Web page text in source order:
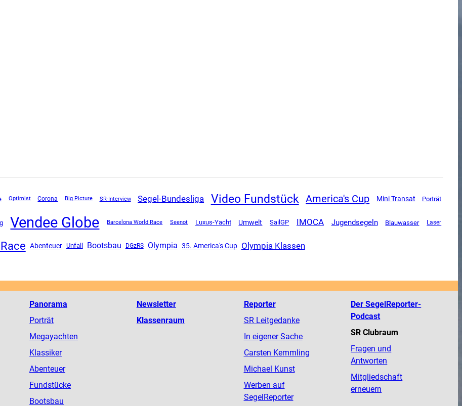
Optimist Corona Big Picture SR-Interview Segel-Bundesliga Video Fundstück America's Cup Mini Transat Porträt
Vendee Globe Barcelona World Race Seenot Luxus-Yacht Umwelt SailGP IMOCA Jugendsegeln Blauwasser Laser
Abenteuer Unfall Bootsbau DGzRS Olympia 35. America's Cup Olympia Klassen
Panorama
Porträt
Megayachten
Klassiker
Abenteuer
Fundstücke
Bootsbau
Newsletter
Klassenraum
Reporter
SR Leitgedanke
In eigener Sache
Carsten Kemmling
Michael Kunst
Werben auf
SegelReporter
Der SegelReporter-
Podcast
SR Clubraum
Fragen und
Antworten
Mitgliedschaft
erneuern